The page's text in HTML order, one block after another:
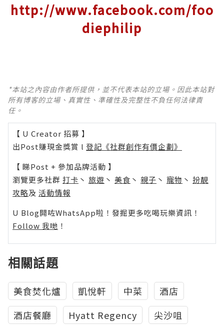
http://www.facebook.com/foo
diephilip
*本站之內容由作者所提供，並不代表本站的立場。因此本站對
所有博客的立場、真實性、準確性及完整性不負任何法律責
任。
【 U Creator 招募 】
出Post賺現金獎賞 l 登記《社群創作有價企劃》
【 睇Post + 參加品牌活動 】
瀏覽更多社群 打卡 丶 旅遊 丶 美食 丶 親子 丶 寵物 丶 扮靚
攻略及 活動情報
U Blog開咗WhatsApp啦！發掘更多吃喝玩樂資訊！
Follow 我哋 ！
相關話題
美食焚化爐 凱悅軒 中菜
酒店
酒店餐廳
Hyatt Regency 尖沙咀